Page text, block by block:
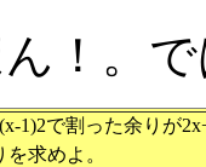
！。
1)2で割った余りが
求めよ。